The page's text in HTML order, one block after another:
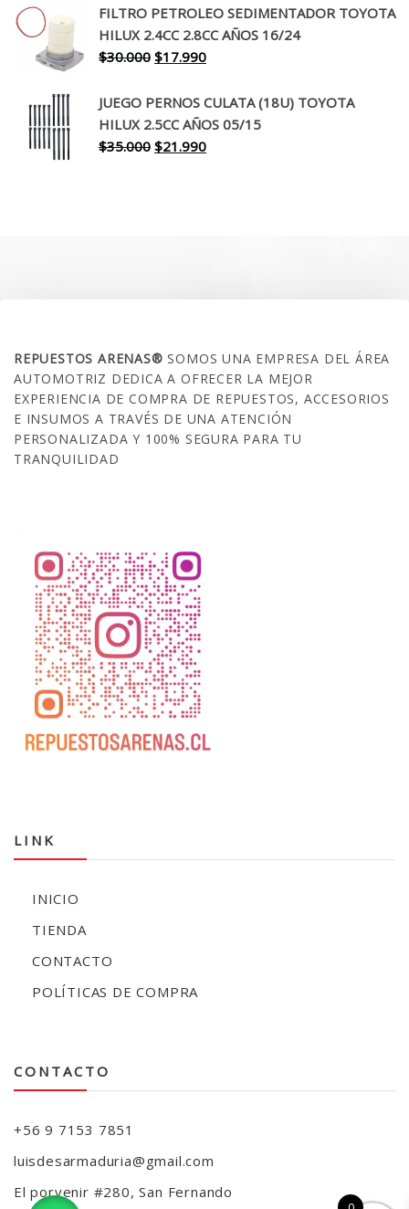
original
era:
$260.000.
actual
es:
FILTRO PETROLEO SEDIMENTADOR TOYOTA
HILUX 2.4CC 2.8CC AÑOS 16/24
$30.000 El
original
era:
$30.000.
$17.990El
actual
es:
$17.990.
JUEGO PERNOS CULATA (18U) TOYOTA
HILUX 2.5CC AÑOS 05/15
$35.000 El
$21.990El
REPUESTOS ARENAS®SOMOS UNA EMPRESA DEL ÁREA
AUTOMOTRIZ DEDICA A OFRECER LA MEJOR
EXPERIENCIA DE COMPRA DE REPUESTOS, ACCESORIOS
E INSUMOS A TRAVÉS DE UNA ATENCIÓN
PERSONALIZADA Y 100% SEGURA PARA TU
TRANQUILIDAD
LINK
INICIO
TIENDA
CONTACTO
POLÍTICAS DE COMPRA
CONTACTO
+56 9 7153 7851
luisdesarmaduria@gmail.com
El porvenir #280, San Fernando